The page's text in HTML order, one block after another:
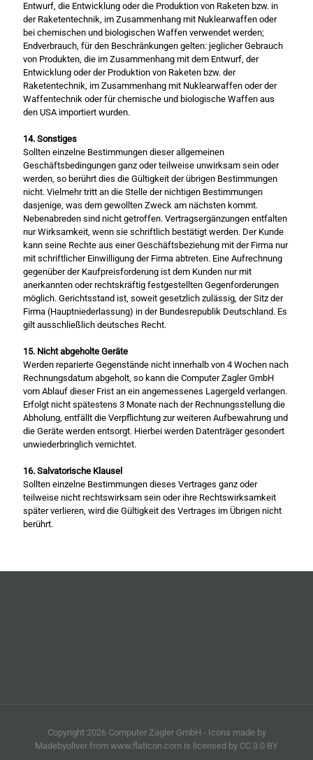
Entwurf, die Entwicklung oder die Produktion von Raketen bzw. in
der Raketentechnik, im Zusammenhang mit Nuklearwaffen oder
bei chemischen und biologischen Waffen verwendet werden;
Endverbrauch, für den Beschränkungen gelten: jeglicher Gebrauch
von Produkten, die im Zusammenhang mit dem Entwurf, der
Entwicklung oder der Produktion von Raketen bzw. der
Raketentechnik, im Zusammenhang mit Nuklearwaffen oder der
Waffentechnik oder für chemische und biologische Waffen aus
den USA importiert wurden.
14. Sonstiges
Sollten einzelne Bestimmungen dieser allgemeinen
Geschäftsbedingungen ganz oder teilweise unwirksam sein oder
werden, so berührt dies die Gültigkeit der übrigen Bestimmungen
nicht. Vielmehr tritt an die Stelle der nichtigen Bestimmungen
dasjenige, was dem gewollten Zweck am nächsten kommt.
Nebenabreden sind nicht getroffen. Vertragsergänzungen entfalten
nur Wirksamkeit, wenn sie schriftlich bestätigt werden. Der Kunde
kann seine Rechte aus einer Geschäftsbeziehung mit der Firma nur
mit schriftlicher Einwilligung der Firma abtreten. Eine Aufrechnung
gegenüber der Kaufpreisforderung ist dem Kunden nur mit
anerkannten oder rechtskräftig festgestellten Gegenforderungen
möglich. Gerichtsstand ist, soweit gesetzlich zulässig, der Sitz der
Firma (Hauptniederlassung) in der Bundesrepublik Deutschland. Es
gilt ausschließlich deutsches Recht.
15. Nicht abgeholte Geräte
Werden reparierte Gegenstände nicht innerhalb von 4 Wochen nach
Rechnungsdatum abgeholt, so kann die Computer Zagler GmbH
vom Ablauf dieser Frist an ein angemessenes Lagergeld verlangen.
Erfolgt nicht spätestens 3 Monate nach der Rechnungsstellung die
Abholung, entfällt die Verpflichtung zur weiteren Aufbewahrung und
die Geräte werden entsorgt. Hierbei werden Datenträger gesondert
unwiederbringlich vernichtet.
16. Salvatorische Klausel
Sollten einzelne Bestimmungen dieses Vertrages ganz oder
teilweise nicht rechtswirksam sein oder ihre Rechtswirksamkeit
später verlieren, wird die Gültigkeit des Vertrages im Übrigen nicht
berührt.
Copyright 2026 Computer Zagler GmbH - Icons made by
Madebyoliver from www.flaticon.com is licensed by CC 3.0 BY